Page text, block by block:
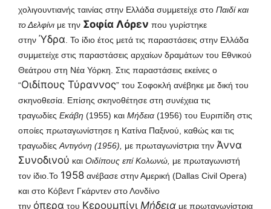
χολιγουντιανής ταινίας στην Ελλάδα συμμετείχε στο Παιδί και
το Δελφίνι με την Σοφία Λόρεν που γυρίστηκε
στην Ύδρα . Το ίδιο έτος μετά τις παραστάσεις στην Ελλάδα
συμμετείχε στις παραστάσεις αρχαίων δραμάτων του Εθνικού
Θεάτρου στη Νέα Υόρκη. Στις παραστάσεις εκείνες ο
“Οιδίπους Τύραννος” του Σοφοκλή ανέβηκε με δική του
σκηνοθεσία. Επίσης σκηνοθέτησε στη συνέχεια τις
τραγωδίες Εκάβη (1955) και Μήδεια (1956) του Ευριπίδη στις
οποίες πρωταγωνίστησε η Κατίνα Παξινού, καθώς και τις
τραγωδίες Αντιγόνη (1956), με πρωταγωνίστρια την Άννα
Συνοδινού και Οιδίπους επί Κολωνώ, με πρωταγωνιστή
τον ίδιο. Το 1958 ανέβασε στην Αμερική (Dallas Civil Opera)
και στο Κόβεντ Γκάρντεν στο Λονδίνο
την όπερα του Κερουμπίνι Μήδεια με πρωταγωνίστρια